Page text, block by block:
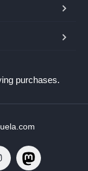
purchases.